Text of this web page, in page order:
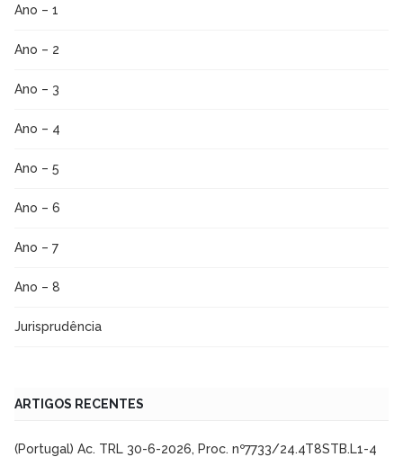
Ano – 1
Ano – 2
Ano – 3
Ano – 4
Ano – 5
Ano – 6
Ano – 7
Ano – 8
Jurisprudência
ARTIGOS RECENTES
(Portugal) Ac. TRL 30-6-2026, Proc. nº7733/24.4T8STB.L1-4